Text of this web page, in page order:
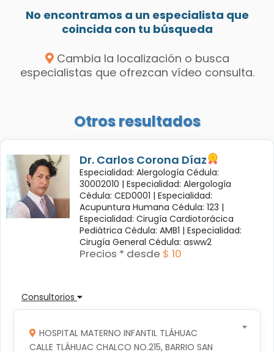
No encontramos a un especialista que
coincida con tu búsqueda
Cambia la localización o busca
especialistas que ofrezcan vídeo consulta.
Otros resultados
Dr. Carlos Corona Díaz
Especialidad: Alergología Cédula:
30002010 | Especialidad: Alergología
Cédula: CED0001 | Especialidad:
Acupuntura Humana Cédula: 123 |
Especialidad: Cirugía Cardiotorácica
Pediátrica Cédula: AMB1 | Especialidad:
Cirugía General Cédula: asww2
Precios * desde $ 10
Consultorios
HOSPITAL MATERNO INFANTIL TLÁHUAC
CALLE TLÁHUAC CHALCO NO.215, BARRIO SAN